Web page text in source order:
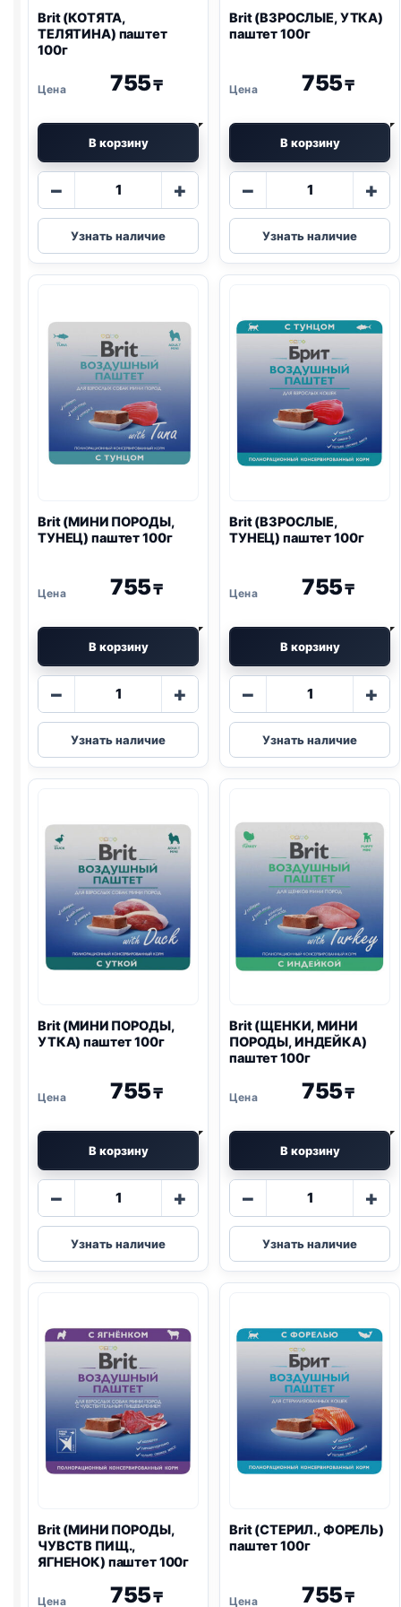
Brit (КОТЯТА,
ТЕЛЯТИНА) паштет
100г
755₸
В корзину
−
Количество
Brit
(КОТЯТА,
ТЕЛЯТИНА)
+
Узнать наличие
Brit (ВЗРОСЛЫЕ, УТКА)
паштет 100г
755₸
В корзину
−
Количество
Brit
(ВЗРОСЛЫЕ,
УТКА)
+
Узнать наличие
Brit (МИНИ ПОРОДЫ,
ТУНЕЦ) паштет 100г
755₸
В корзину
−
Количество
Brit
(МИНИ
ПОРОДЫ,
100г
+
Узнать наличие
Brit (ВЗРОСЛЫЕ,
ТУНЕЦ) паштет 100г
755₸
В корзину
−
Количество
Brit
(ВЗРОСЛЫЕ,
ТУНЕЦ)
+
Узнать наличие
Brit (МИНИ ПОРОДЫ,
УТКА) паштет 100г
755₸
В корзину
−
Количество
Brit
(МИНИ
ПОРОДЫ,
100г
+
Узнать наличие
Brit (ЩЕНКИ, МИНИ
ПОРОДЫ, ИНДЕЙКА)
паштет 100г
755₸
В корзину
−
Количество
Brit
(ЩЕНКИ,
МИНИ
паштет
100г
+
Узнать наличие
Brit (МИНИ ПОРОДЫ,
ЧУВСТВ ПИЩ.,
ЯГНЕНОК) паштет 100г
755₸
Brit (СТЕРИЛ., ФОРЕЛЬ)
паштет 100г
755₸